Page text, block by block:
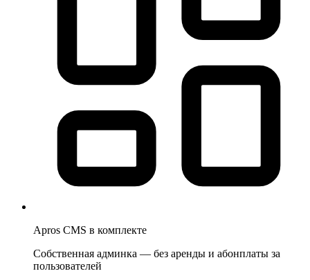
Apros CMS в комплекте
Собственная админка — без аренды и абонплаты за
пользователей